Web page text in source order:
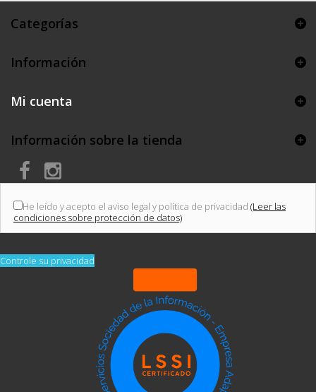
Categorías
Información
Mi cuenta
Información sobre la tienda
He leído y acepto el aviso legal y política de privacidad (Leer las
condiciones sobre protección de datos)
Controle su privacidad